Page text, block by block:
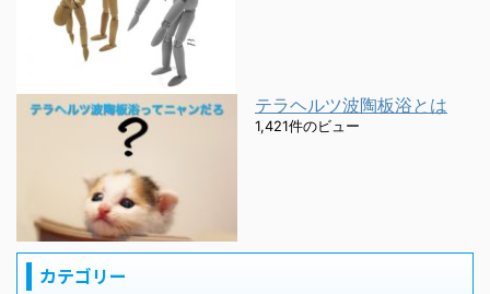
テラヘルツ波陶板浴とは
1,421件のビュー
カテゴリー